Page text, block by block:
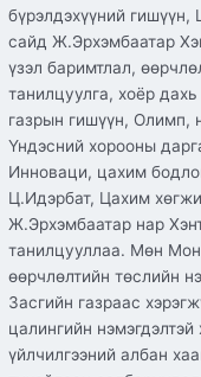
бүрэлдэхүүний
сайд Ж.Эрхэмбаатар
үзэл баримтлал,
танилцуулга, хоёр
газрын гишүүн, Олимп,
Үндэсний хорооны
Инноваци, цахим
Ц.Идэрбат, Цахим
Ж.Эрхэмбаатар нар
танилцууллаа. Мөн
өөрчлөлтийн төслийн
Засгийн газраас
цалингийн нэмэгдэлтэй
үйлчилгээний албан